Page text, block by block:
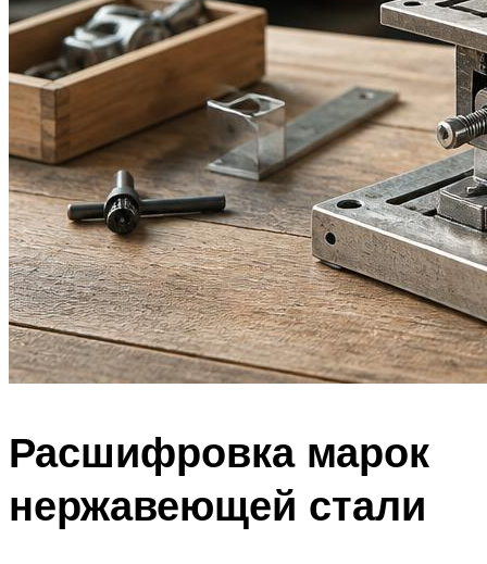
Расшифровка марок
нержавеющей стали